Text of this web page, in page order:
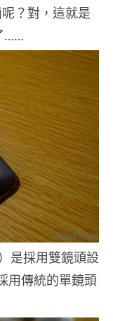
？對，這就是
……
是採用雙鏡頭設
用傳統的單鏡頭